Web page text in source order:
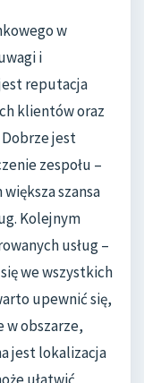
w
i
reputacja
klientów oraz
jest
zespołu –
szansa
Kolejnym
usług –
we wszystkich
upewnić się,
w obszarze,
jest lokalizacja